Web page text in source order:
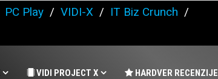
PC Play / VIDI-X / IT Biz Crunch /
VIDI PROJECT X HARDVER RECENZIJE